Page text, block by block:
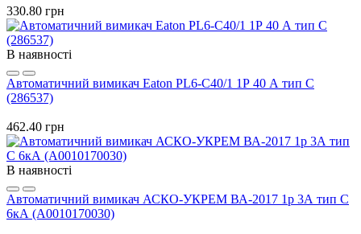
330.80 грн
В наявності
Автоматичний вимикач Eaton PL6-C40/1 1Р 40 А тип С
(286537)
462.40 грн
В наявності
Автоматичний вимикач АСКО-УКРЕМ ВА-2017 1p 3А тип C
6кА (A0010170030)